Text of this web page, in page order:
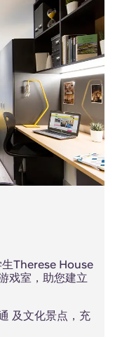
Therese House
戏室，助您建立
及文化景点，充